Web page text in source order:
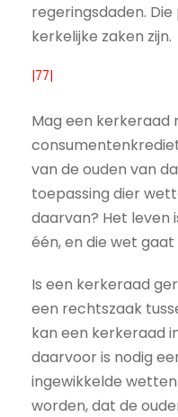
regeringsdaden.
kerkelijke zaken zijn.
|77|
Mag een kerkeraad
van de ouden van
toepassing dier
daarvan? Het leven
één, en die wet
Is een kerkeraad
een rechtszaak
kan een kerkeraad
daarvoor is nodig
ingewikkelde
worden, dat de